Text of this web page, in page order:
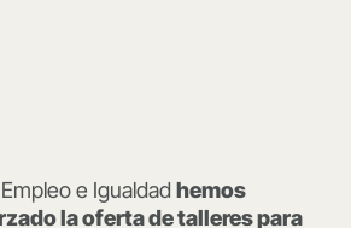
e Igualdad hemos
la oferta de talleres para